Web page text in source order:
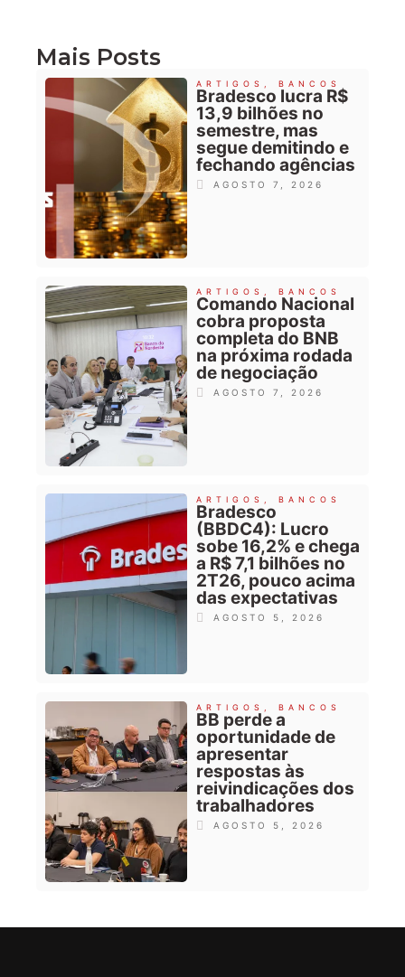
Mais Posts
ARTIGOS BANCOS
Bradesco lucra R$
13,9 bilhões no
semestre, mas
segue demitindo e
fechando agências
AGOSTO 7, 2026
ARTIGOS BANCOS
Comando Nacional
cobra proposta
completa do BNB
na próxima rodada
de negociação
AGOSTO 7, 2026
ARTIGOS BANCOS
Bradesco
(BBDC4): Lucro
sobe 16,2% e chega
a R$ 7,1 bilhões no
2T26, pouco acima
das expectativas
AGOSTO 5, 2026
ARTIGOS BANCOS
BB perde a
oportunidade de
apresentar
respostas às
reivindicações dos
trabalhadores
AGOSTO 5, 2026